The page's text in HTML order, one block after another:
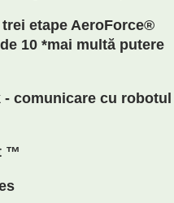
etape AeroForce®
10 *mai multă putere
comunicare cu robotul
™